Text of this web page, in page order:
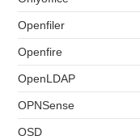
Openfiler
Openfire
OpenLDAP
OPNSense
OSD